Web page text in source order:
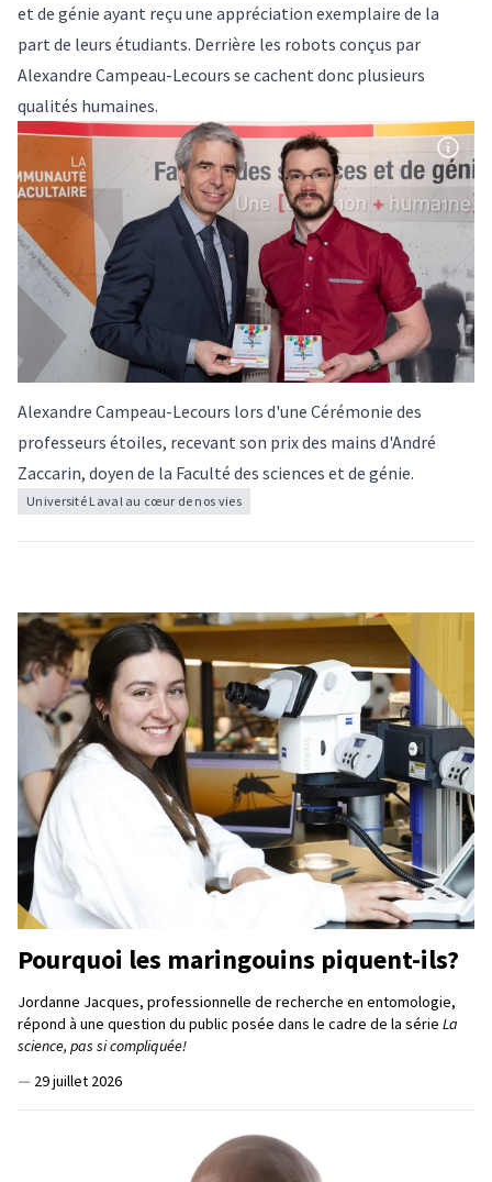
et de génie ayant reçu une appréciation exemplaire de la
part de leurs étudiants. Derrière les robots conçus par
Alexandre Campeau-Lecours se cachent donc plusieurs
qualités humaines.
Alexandre Campeau-Lecours lors d'une Cérémonie des
professeurs étoiles, recevant son prix des mains d'André
Zaccarin, doyen de la Faculté des sciences et de génie.
Université Laval au cœur de nos vies
Pourquoi les maringouins piquent-ils?
Jordanne Jacques, professionnelle de recherche en entomologie,
répond à une question du public posée dans le cadre de la série La
science, pas si compliquée!
— 29 juillet 2026